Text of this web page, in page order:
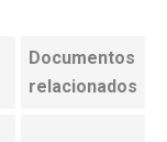
Documentos
relacionados